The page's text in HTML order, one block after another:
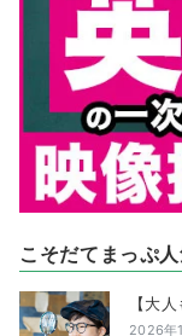
こそだてまっぷ
【大
2026年